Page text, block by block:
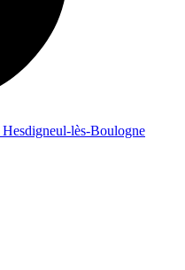
Hesdigneul-lès-Boulogne